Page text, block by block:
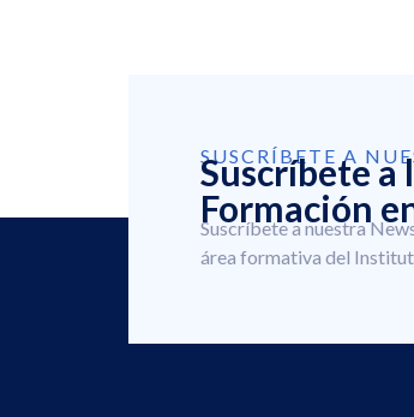
SUSCRÍBETE A
Suscríbete a
Formación
Suscríbete a nuestra
área formativa del